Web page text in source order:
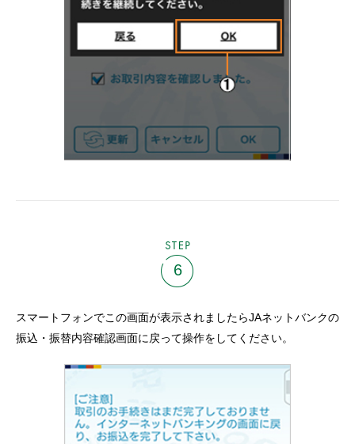
6
スマートフォンでこの画面が表示されましたらJAネットバンクの
振込・振替内容確認画面に戻って操作をしてください。